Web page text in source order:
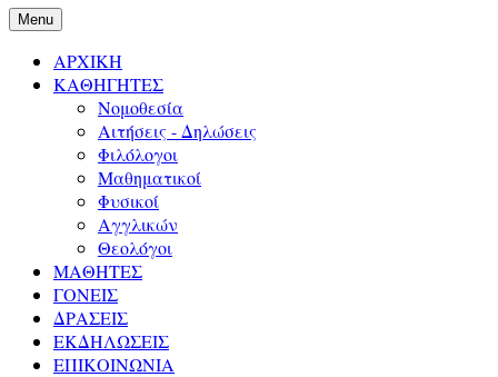
Menu
ΑΡΧΙΚΗ
ΚΑΘΗΓΗΤΕΣ
Νομοθεσία
Αιτήσεις - Δηλώσεις
Φιλόλογοι
Μαθηματικοί
Φυσικοί
Αγγλικών
Θεολόγοι
ΜΑΘΗΤΕΣ
ΓΟΝΕΙΣ
ΔΡΑΣΕΙΣ
ΕΚΔΗΛΩΣΕΙΣ
ΕΠΙΚΟΙΝΩΝΙΑ